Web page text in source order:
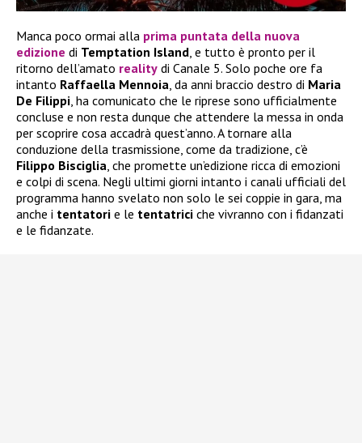
Manca poco ormai alla prima puntata della nuova
edizione di Temptation Island , e tutto è pronto per il
ritorno dell’amato reality di Canale 5. Solo poche ore fa
intanto Raffaella Mennoia , da anni braccio destro di Maria
De Filippi , ha comunicato che le riprese sono ufficialmente
concluse e non resta dunque che attendere la messa in onda
per scoprire cosa accadrà quest’anno. A tornare alla
conduzione della trasmissione, come da tradizione, c’è
Filippo Bisciglia , che promette un’edizione ricca di emozioni
e colpi di scena. Negli ultimi giorni intanto i canali ufficiali del
programma hanno svelato non solo le sei coppie in gara, ma
anche i tentatori e le tentatrici che vivranno con i fidanzati
e le fidanzate.